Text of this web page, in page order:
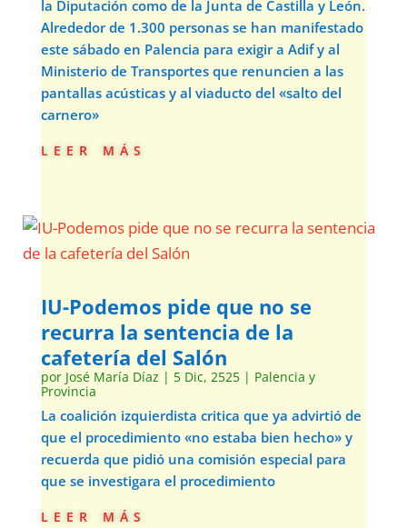
la Diputación como de la Junta de Castilla y León.
Alrededor de 1.300 personas se han manifestado
este sábado en Palencia para exigir a Adif y al
Ministerio de Transportes que renuncien a las
pantallas acústicas y al viaducto del «salto del
carnero»
leer más
IU-Podemos pide que no se
recurra la sentencia de la
cafetería del Salón
por José María Díaz | 5 Dic, 2525| Palencia y
Provincia
La coalición izquierdista critica que ya advirtió de
que el procedimiento «no estaba bien hecho» y
recuerda que pidió una comisión especial para
que se investigara el procedimiento
leer más